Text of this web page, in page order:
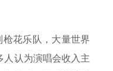
花乐队，大量世界
人认为演唱会收入主